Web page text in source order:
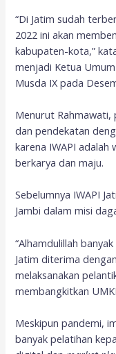
“Di Jatim sudah
2022 ini akan
kabupaten-kota,”
menjadi Ketua
Musda IX pada
Menurut Rahmawati,
dan pendekatan
karena IWAPI adalah
berkarya dan maju.
Sebelumnya IWAPI
Jambi dalam misi
“Alhamdulillah
Jatim diterima
melaksanakan
membangkitkan
Meskipun pandemi,
banyak pelatihan